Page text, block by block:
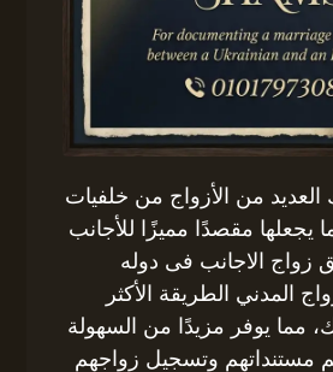
من الأزواج من خلفيات
يجعلها مقصدًا مميزًا للأجانب
زواج الاجانب فى دوله
المدني الطريقة الأكثر
مما يوفر مزيدًا من السهولة
مستنداتهم وتسجيل زواجهم